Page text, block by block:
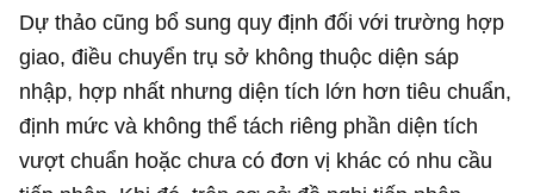
Dự thảo cũng bổ sung quy định đối với trường hợp
giao, điều chuyển trụ sở không thuộc diện sáp
nhập, hợp nhất nhưng diện tích lớn hơn tiêu chuẩn,
định mức và không thể tách riêng phần diện tích
vượt chuẩn hoặc chưa có đơn vị khác có nhu cầu